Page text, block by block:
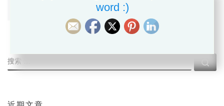
搜索
word :)